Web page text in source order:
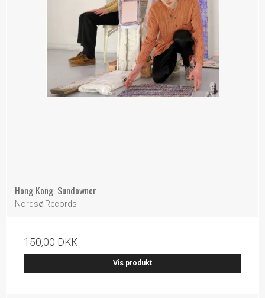
Hong Kong: Sundowner
Nordsø Records
150,00 DKK
Vis produkt